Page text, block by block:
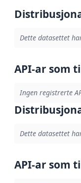
Dette datasettet
API-ar som
Ingen registrerte
Dette datasettet
API-ar som